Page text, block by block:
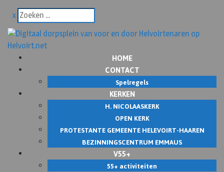
x
HOME
CONTACT
Spelregels
KERKEN
H. NICOLAASKERK
OPEN KERK
PROTESTANTE GEMEENTE HELEVOIRT-HAAREN
BEZINNINGSCENTRUM EMMAUS
V55+
55+ activiteiten